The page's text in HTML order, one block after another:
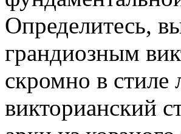
Определитесь,
грандиозным
скромно в стиле
викторианский